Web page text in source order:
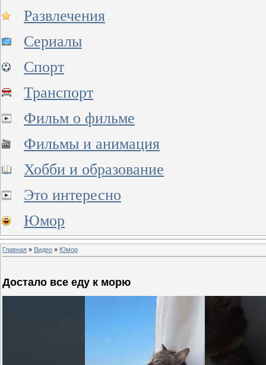
Развлечения
Сериалы
Спорт
Транспорт
Фильм о фильме
Фильмы и анимация
Хобби и образование
Это интересно
Юмор
Главная » Видео » Юмор
Достало все еду к морю